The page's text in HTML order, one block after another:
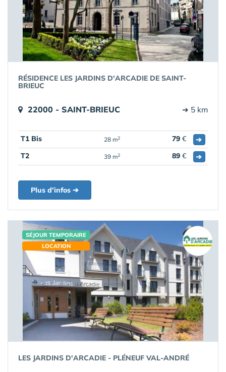
RÉSIDENCE LES JARDINS D'ARCADIE DE SAINT-
BRIEUC
22000 - SAINT-BRIEUC ➔ 5 km
T1 Bis 28 m2 79 €
➔
T2
39 m2 89 € ➔
Plus d'infos ➔
SÉJOUR TEMPORAIRE
LOCATION
LES JARDINS D'ARCADIE - PLÉNEUF VAL-ANDRÉ